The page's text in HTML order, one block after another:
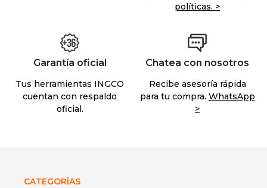
políticas. >
Garantía oficial
Tus herramientas INGCO
cuentan con respaldo
oficial.
Chatea con nosotros
Recibe asesoría rápida
para tu compra. WhatsApp
>
CATEGORÍAS